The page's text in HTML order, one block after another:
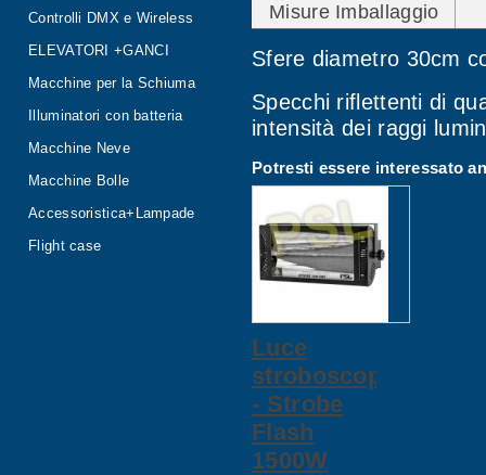
Controlli DMX e Wireless
ELEVATORI +GANCI
Macchine per la Schiuma
Illuminatori con batteria
Macchine Neve
Macchine Bolle
Accessoristica+Lampade
Flight case
Misure Imballaggio
Sfere diametro 30cm
Specchi riflettenti di
intensità dei raggi
Potresti essere interessato
Luce
stroboscopica
- Strobe
Flash
1500W